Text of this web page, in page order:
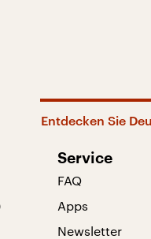
Entdecken Sie
Service
FAQ
Apps
Newsletter